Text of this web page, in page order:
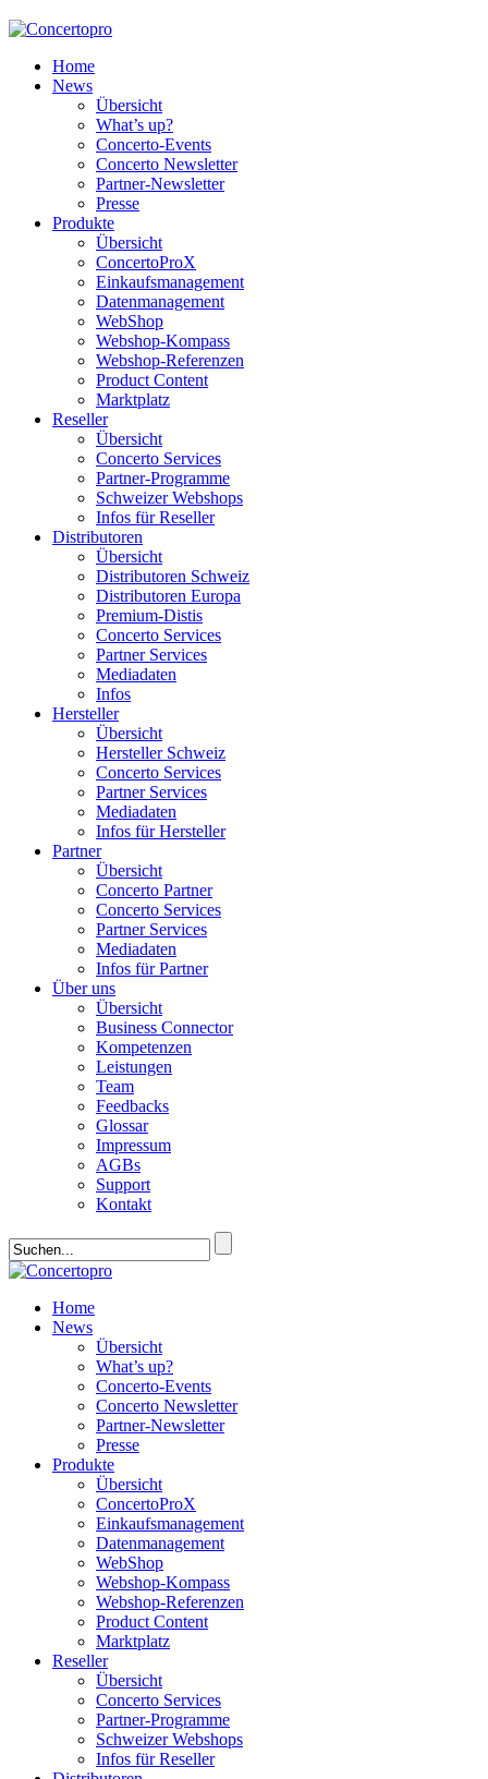
Home
News
Übersicht
What’s up?
Concerto-Events
Concerto Newsletter
Partner-Newsletter
Presse
Produkte
Übersicht
ConcertoProX
Einkaufsmanagement
Datenmanagement
WebShop
Webshop-Kompass
Webshop-Referenzen
Product Content
Marktplatz
Reseller
Übersicht
Concerto Services
Partner-Programme
Schweizer Webshops
Infos für Reseller
Distributoren
Übersicht
Distributoren Schweiz
Distributoren Europa
Premium-Distis
Concerto Services
Partner Services
Mediadaten
Infos
Hersteller
Übersicht
Hersteller Schweiz
Concerto Services
Partner Services
Mediadaten
Infos für Hersteller
Partner
Übersicht
Concerto Partner
Concerto Services
Partner Services
Mediadaten
Infos für Partner
Über uns
Übersicht
Business Connector
Kompetenzen
Leistungen
Team
Feedbacks
Glossar
Impressum
AGBs
Support
Kontakt
Home
News
Übersicht
What’s up?
Concerto-Events
Concerto Newsletter
Partner-Newsletter
Presse
Produkte
Übersicht
ConcertoProX
Einkaufsmanagement
Datenmanagement
WebShop
Webshop-Kompass
Webshop-Referenzen
Product Content
Marktplatz
Reseller
Übersicht
Concerto Services
Partner-Programme
Schweizer Webshops
Infos für Reseller